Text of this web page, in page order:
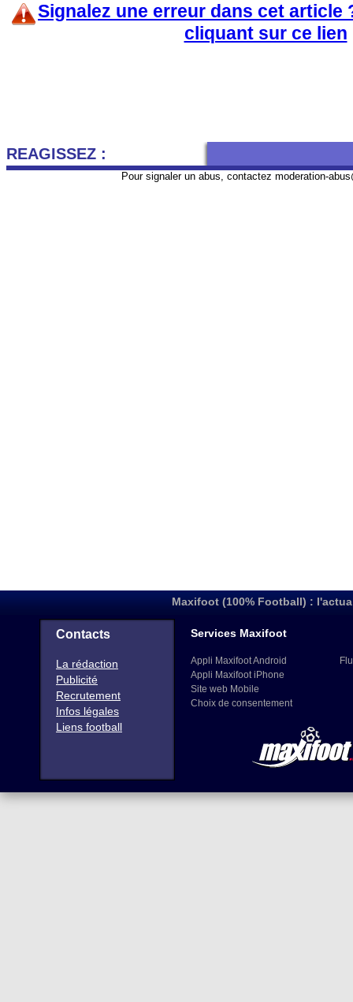
Signalez une erreur dans cet article
cliquant sur ce lien
REAGISSEZ :
Pour signaler un abus, contactez moderation-
Maxifoot (100% Football) :
Contacts
La rédaction
Publicité
Recrutement
Infos légales
Liens football
Services Maxifoot
Appli Maxifoot Android
Appli Maxifoot iPhone
Site web Mobile
Choix de consentement